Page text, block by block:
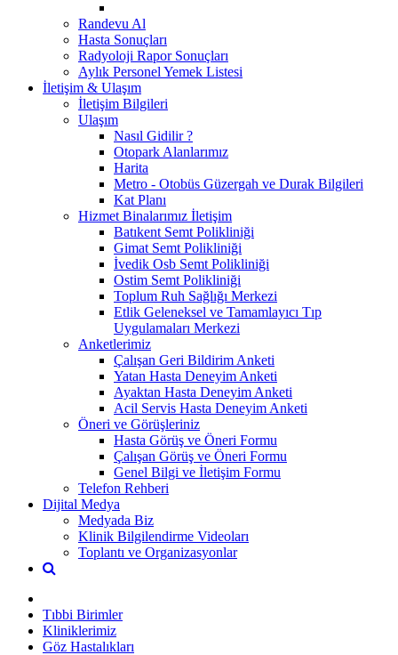
Randevu Al
Hasta Sonuçları
Radyoloji Rapor Sonuçları
Aylık Personel Yemek Listesi
İletişim & Ulaşım
İletişim Bilgileri
Ulaşım
Nasıl Gidilir ?
Otopark Alanlarımız
Harita
Metro - Otobüs Güzergah ve Durak Bilgileri
Kat Planı
Hizmet Binalarımız İletişim
Batıkent Semt Polikliniği
Gimat Semt Polikliniği
İvedik Osb Semt Polikliniği
Ostim Semt Polikliniği
Toplum Ruh Sağlığı Merkezi
Etlik Geleneksel ve Tamamlayıcı Tıp
Uygulamaları Merkezi
Anketlerimiz
Çalışan Geri Bildirim Anketi
Yatan Hasta Deneyim Anketi
Ayaktan Hasta Deneyim Anketi
Acil Servis Hasta Deneyim Anketi
Öneri ve Görüşleriniz
Hasta Görüş ve Öneri Formu
Çalışan Görüş ve Öneri Formu
Genel Bilgi ve İletişim Formu
Telefon Rehberi
Dijital Medya
Medyada Biz
Klinik Bilgilendirme Videoları
Toplantı ve Organizasyonlar
Tıbbi Birimler
Kliniklerimiz
Göz Hastalıkları